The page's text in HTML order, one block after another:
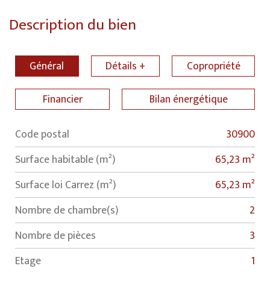
Description du bien
Général Détails +
Copropriété
Financier
Bilan énergétique
Label Value
Code postal
30900
Surface habitable (m²)
65,23 m²
Surface loi Carrez (m²)
65,23 m²
Nombre de chambre(s)
2
Nombre de pièces
3
Etage
1